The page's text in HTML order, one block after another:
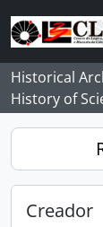
Skip to main
Historical
History of
Creador